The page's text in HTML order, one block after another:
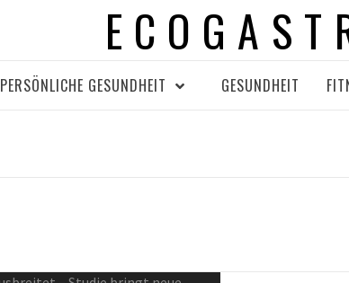
PERSÖNLICHE GESUNDHEIT GESUNDHEIT